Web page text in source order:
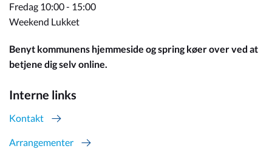
Fredag 10:00 - 15:00
Weekend Lukket
Benyt kommunens hjemmeside og spring køer over ved at
betjene dig selv online.
Interne links
Kontakt
Arrangementer